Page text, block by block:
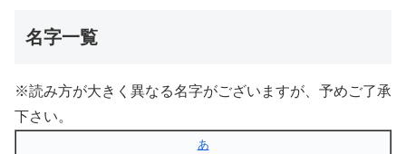
名字一覧
※読み方が大きく異なる名字がございますが、予めご了承
下さい。
あ